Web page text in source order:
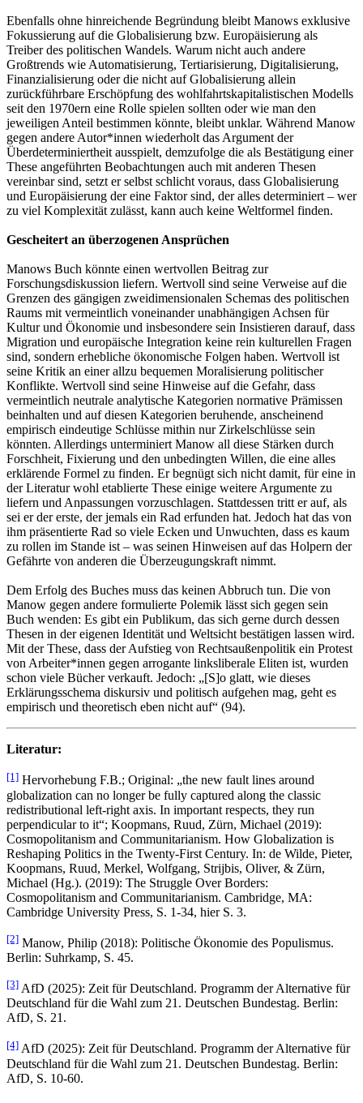
Ebenfalls ohne hinreichende Begründung bleibt Manows exklusive
Fokussierung auf die Globalisierung bzw. Europäisierung als
Treiber des politischen Wandels. Warum nicht auch andere
Großtrends wie Automatisierung, Tertiarisierung, Digitalisierung,
Finanzialisierung oder die nicht auf Globalisierung allein
zurückführbare Erschöpfung des wohlfahrtskapitalistischen Modells
seit den 1970ern eine Rolle spielen sollten oder wie man den
jeweiligen Anteil bestimmen könnte, bleibt unklar. Während Manow
gegen andere Autor*innen wiederholt das Argument der
Überdeterminiertheit ausspielt, demzufolge die als Bestätigung einer
These angeführten Beobachtungen auch mit anderen Thesen
vereinbar sind, setzt er selbst schlicht voraus, dass Globalisierung
und Europäisierung der eine Faktor sind, der alles determiniert – wer
zu viel Komplexität zulässt, kann auch keine Weltformel finden.
Gescheitert an überzogenen Ansprüchen
Manows Buch könnte einen wertvollen Beitrag zur
Forschungsdiskussion liefern. Wertvoll sind seine Verweise auf die
Grenzen des gängigen zweidimensionalen Schemas des politischen
Raums mit vermeintlich voneinander unabhängigen Achsen für
Kultur und Ökonomie und insbesondere sein Insistieren darauf, dass
Migration und europäische Integration keine rein kulturellen Fragen
sind, sondern erhebliche ökonomische Folgen haben. Wertvoll ist
seine Kritik an einer allzu bequemen Moralisierung politischer
Konflikte. Wertvoll sind seine Hinweise auf die Gefahr, dass
vermeintlich neutrale analytische Kategorien normative Prämissen
beinhalten und auf diesen Kategorien beruhende, anscheinend
empirisch eindeutige Schlüsse mithin nur Zirkelschlüsse sein
könnten. Allerdings unterminiert Manow all diese Stärken durch
Forschheit, Fixierung und den unbedingten Willen, die eine alles
erklärende Formel zu finden. Er begnügt sich nicht damit, für eine in
der Literatur wohl etablierte These einige weitere Argumente zu
liefern und Anpassungen vorzuschlagen. Stattdessen tritt er auf, als
sei er der erste, der jemals ein Rad erfunden hat. Jedoch hat das von
ihm präsentierte Rad so viele Ecken und Unwuchten, dass es kaum
zu rollen im Stande ist – was seinen Hinweisen auf das Holpern der
Gefährte von anderen die Überzeugungskraft nimmt.
Dem Erfolg des Buches muss das keinen Abbruch tun. Die von
Manow gegen andere formulierte Polemik lässt sich gegen sein
Buch wenden: Es gibt ein Publikum, das sich gerne durch dessen
Thesen in der eigenen Identität und Weltsicht bestätigen lassen wird.
Mit der These, dass der Aufstieg von Rechtsaußenpolitik ein Protest
von Arbeiter*innen gegen arrogante linksliberale Eliten ist, wurden
schon viele Bücher verkauft. Jedoch: „[S]o glatt, wie dieses
Erklärungsschema diskursiv und politisch aufgehen mag, geht es
empirisch und theoretisch eben nicht auf“ (94).
Literatur:
[1] Hervorhebung F.B.; Original: „the new fault lines around
globalization can no longer be fully captured along the classic
redistributional left-right axis. In important respects, they run
perpendicular to it“; Koopmans, Ruud, Zürn, Michael (2019):
Cosmopolitanism and Communitarianism. How Globalization is
Reshaping Politics in the Twenty-First Century. In: de Wilde, Pieter,
Koopmans, Ruud, Merkel, Wolfgang, Strijbis, Oliver, & Zürn,
Michael (Hg.). (2019): The Struggle Over Borders:
Cosmopolitanism and Communitarianism. Cambridge, MA:
Cambridge University Press, S. 1-34, hier S. 3.
[2] Manow, Philip (2018): Politische Ökonomie des Populismus.
Berlin: Suhrkamp, S. 45.
[3] AfD (2025): Zeit für Deutschland. Programm der Alternative für
Deutschland für die Wahl zum 21. Deutschen Bundestag. Berlin:
AfD, S. 21.
[4] AfD (2025): Zeit für Deutschland. Programm der Alternative für
Deutschland für die Wahl zum 21. Deutschen Bundestag. Berlin:
AfD, S. 10-60.